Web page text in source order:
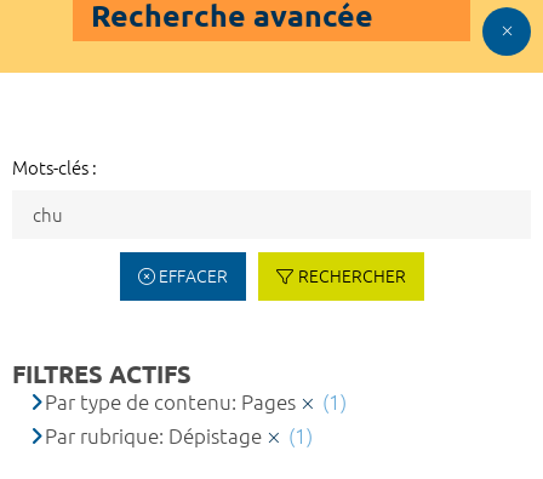
Recherche avancée
Mots-clés :
EFFACER RECHERCHER
FILTRES ACTIFS
Par type de contenu: Pages
(1)
Par rubrique: Dépistage
(1)